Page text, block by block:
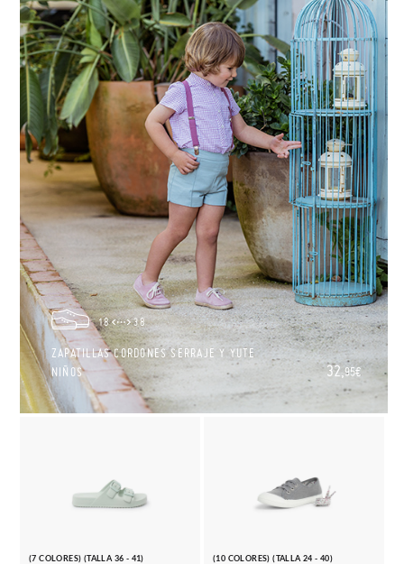
18 38
ZAPATILLAS CORDONES SERRAJE Y YUTE
NIÑOS
32,95€
(7 COLORES) (TALLA 36 - 41) (10 COLORES) (TALLA 24 - 40)